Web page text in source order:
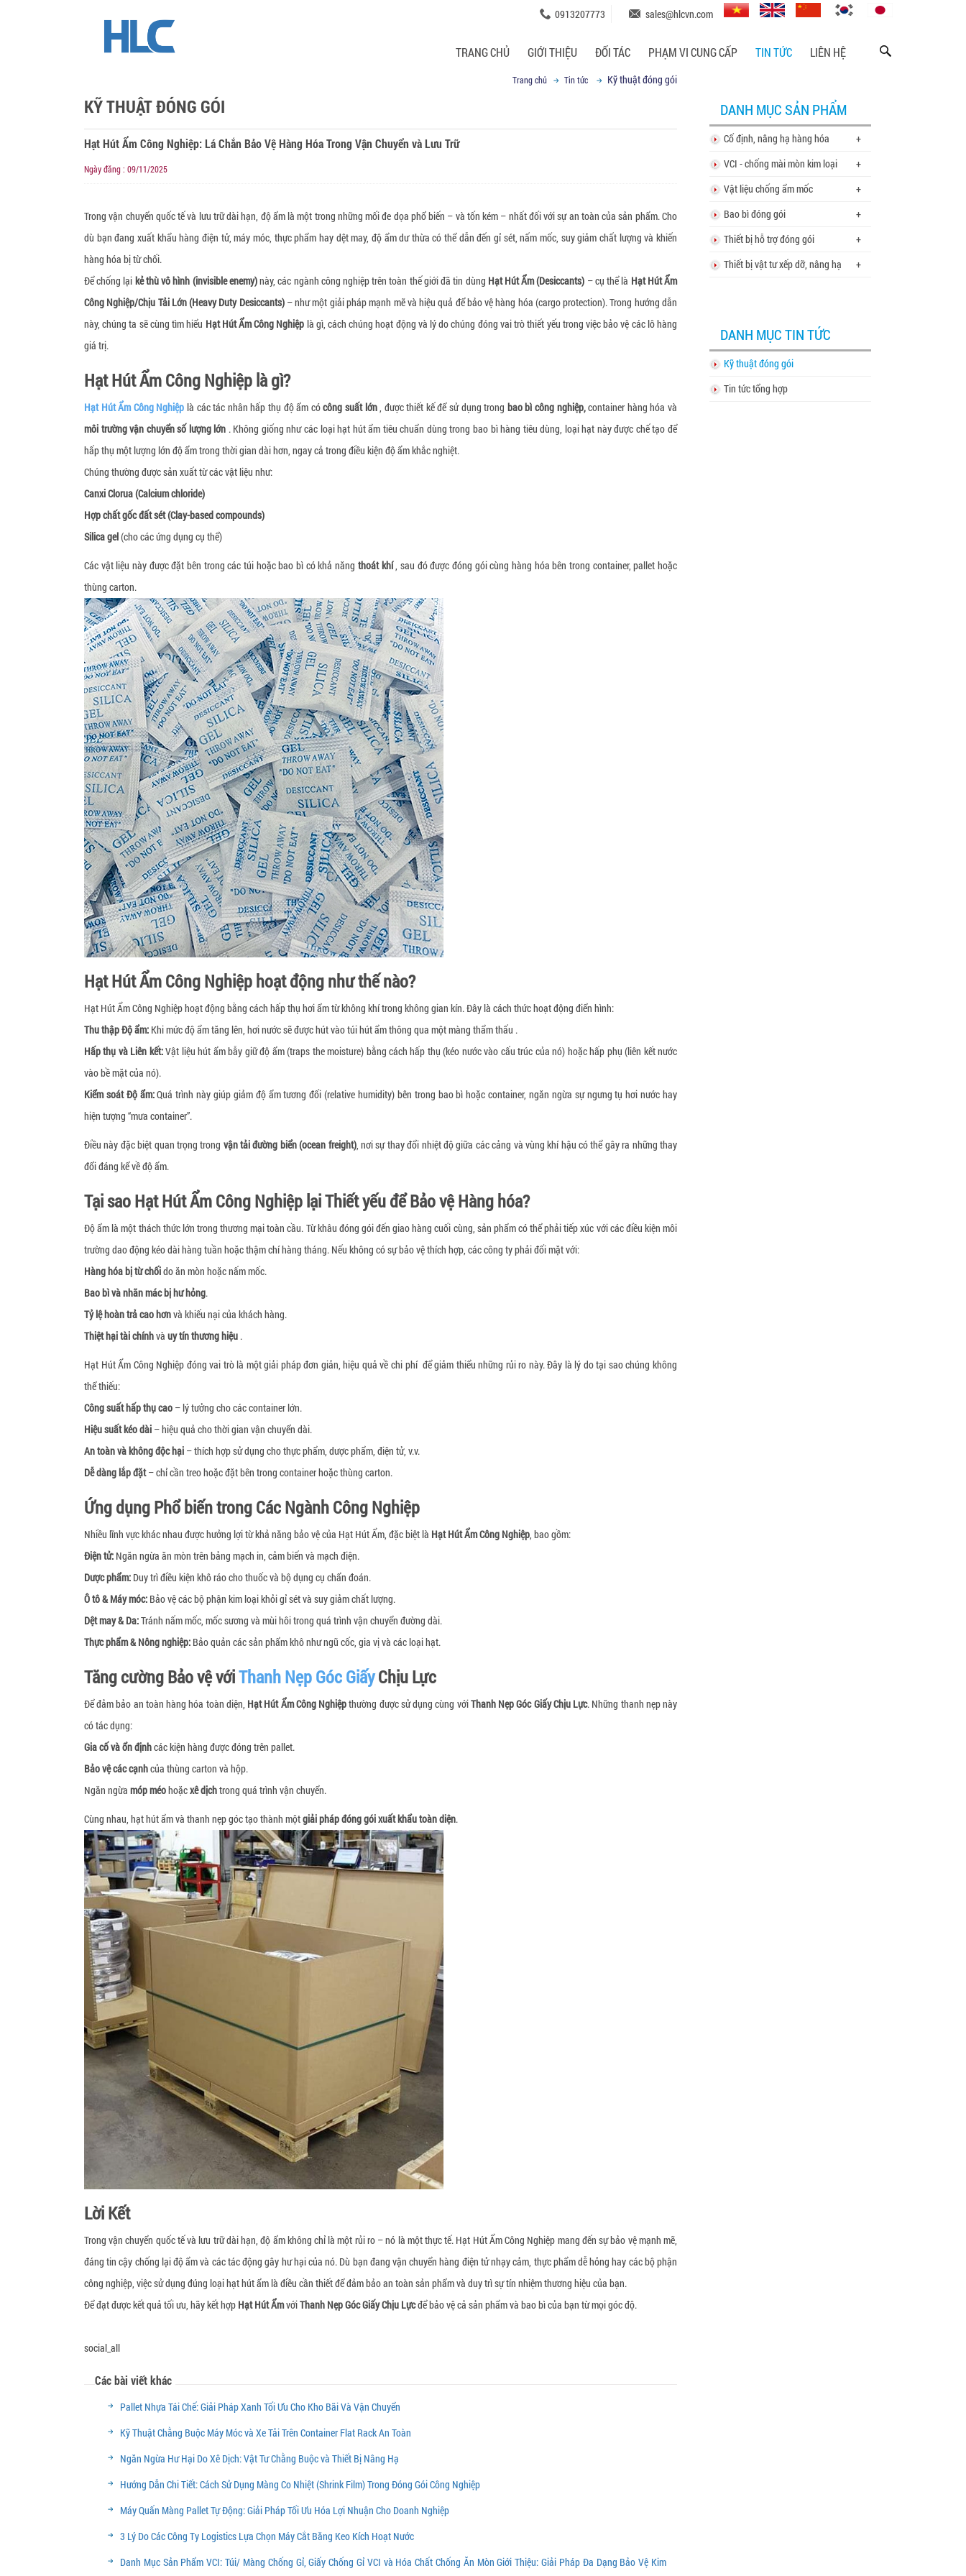
sales@hlcvn.com
0913207773
TRANG CHỦ GIỚI THIỆU ĐỐI TÁC PHẠM VI CUNG CẤP TIN TỨC LIÊN HỆ
Trang chủ Tin tức Kỹ thuật đóng gói
KỸ THUẬT ĐÓNG GÓI
Hạt Hút Ẩm Công Nghiệp: Lá Chắn Bảo Vệ Hàng Hóa Trong Vận Chuyển và Lưu Trữ
Ngày đăng : 09/11/2025
Trong vận chuyển quốc tế và lưu trữ dài hạn, độ ẩm là một trong những mối đe dọa phổ biến – và tốn kém – nhất đối với sự an toàn của sản phẩm. Cho
dù bạn đang xuất khẩu hàng điện tử, máy móc, thực phẩm hay dệt may, độ ẩm dư thừa có thể dẫn đến gỉ sét, nấm mốc, suy giảm chất lượng và khiến
hàng hóa bị từ chối.
Để chống lại kẻ thù vô hình (invisible enemy)này, các ngành công nghiệp trên toàn thế giới đã tin dùng Hạt Hút Ẩm (Desiccants) – cụ thể là Hạt Hút Ẩm
Công Nghiệp/Chịu Tải Lớn (Heavy Duty Desiccants)– như một giải pháp mạnh mẽ và hiệu quả để bảo vệ hàng hóa (cargo protection). Trong hướng dẫn
này, chúng ta sẽ cùng tìm hiểu Hạt Hút Ẩm Công Nghiệp là gì, cách chúng hoạt động và lý do chúng đóng vai trò thiết yếu trong việc bảo vệ các lô hàng
giá trị.
Hạt Hút Ẩm Công Nghiệp là gì?
Hạt Hút Ẩm Công Nghiệp là các tác nhân hấp thụ độ ẩm cócông suất lớn, được thiết kế để sử dụng trong bao bì công nghiệp,container hàng hóa và
môi trường vận chuyển số lượng lớn . Không giống như các loại hạt hút ẩm tiêu chuẩn dùng trong bao bì hàng tiêu dùng, loại hạt này được chế tạo để
hấp thụ một lượng lớn độ ẩm trong thời gian dài hơn, ngay cả trong điều kiện độ ẩm khắc nghiệt.
Chúng thường được sản xuất từ các vật liệu như:
Canxi Clorua (Calcium chloride)
Hợp chất gốc đất sét (Clay-based compounds)
Silica gel(cho các ứng dụng cụ thể)
Các vật liệu này được đặt bên trong các túi hoặc bao bì có khả năng thoát khí, sau đó được đóng gói cùng hàng hóa bên trong container, pallet hoặc
thùng carton.
Hạt Hút Ẩm Công Nghiệp hoạt động như thế nào?
Hạt Hút Ẩm Công Nghiệp hoạt động bằng cách hấp thụ hơi ẩm từ không khí trong không gian kín. Đây là cách thức hoạt động điển hình:
Thu thập Độ ẩm: Khi mức độ ẩm tăng lên, hơi nước sẽ được hút vào túi hút ẩm thông qua một màng thẩm thấu .
Hấp thụ và Liên kết:Vật liệu hút ẩm bẫy giữ độ ẩm (traps the moisture) bằng cách hấp thụ (kéo nước vào cấu trúc của nó) hoặc hấp phụ (liên kết nước
vào bề mặt của nó).
Kiểm soát Độ ẩm:Quá trình này giúp giảm độ ẩm tương đối (relative humidity) bên trong bao bì hoặc container, ngăn ngừa sự ngưng tụ hơi nước hay
hiện tượng “mưa container”.
Điều này đặc biệt quan trọng trong vận tải đường biển (ocean freight), nơi sự thay đổi nhiệt độ giữa các cảng và vùng khí hậu có thể gây ra những thay
đổi đáng kể về độ ẩm.
Tại sao Hạt Hút Ẩm Công Nghiệp lại Thiết yếu để Bảo vệ Hàng hóa?
Độ ẩm là một thách thức lớn trong thương mại toàn cầu. Từ khâu đóng gói đến giao hàng cuối cùng, sản phẩm có thể phải tiếp xúc với các điều kiện môi
trường dao động kéo dài hàng tuần hoặc thậm chí hàng tháng. Nếu không có sự bảo vệ thích hợp, các công ty phải đối mặt với:
Hàng hóa bị từ chốido ăn mòn hoặc nấm mốc.
Bao bì và nhãn mác bị hư hỏng.
Tỷ lệ hoàn trả cao hơnvà khiếu nại của khách hàng.
Thiệt hại tài chínhvà uy tín thương hiệu .
Hạt Hút Ẩm Công Nghiệp đóng vai trò là một giải pháp đơn giản, hiệu quả về chi phí để giảm thiểu những rủi ro này. Đây là lý do tại sao chúng không
thể thiếu:
Công suất hấp thụ cao – lý tưởng cho các container lớn.
Hiệu suất kéo dài – hiệu quả cho thời gian vận chuyển dài.
An toàn và không độc hại – thích hợp sử dụng cho thực phẩm, dược phẩm, điện tử, v.v.
Dễ dàng lắp đặt– chỉ cần treo hoặc đặt bên trong container hoặc thùng carton.
Ứng dụng Phổ biến trong Các Ngành Công Nghiệp
Nhiều lĩnh vực khác nhau được hưởng lợi từ khả năng bảo vệ của Hạt Hút Ẩm, đặc biệt là Hạt Hút Ẩm Công Nghiệp, bao gồm:
Điện tử: Ngăn ngừa ăn mòn trên bảng mạch in, cảm biến và mạch điện.
Dược phẩm: Duy trì điều kiện khô ráo cho thuốc và bộ dụng cụ chẩn đoán.
Ô tô & Máy móc: Bảo vệ các bộ phận kim loại khỏi gỉ sét và suy giảm chất lượng.
Dệt may & Da:Tránh nấm mốc, mốc sương và mùi hôi trong quá trình vận chuyển đường dài.
Thực phẩm & Nông nghiệp: Bảo quản các sản phẩm khô như ngũ cốc, gia vị và các loại hạt.
Tăng cường Bảo vệ vớiThanh Nẹp Góc GiấyChịu Lực
Để đảm bảo an toàn hàng hóa toàn diện, Hạt Hút Ẩm Công Nghiệpthường được sử dụng cùng vớiThanh Nẹp Góc Giấy Chịu Lực. Những thanh nẹp này
có tác dụng:
Gia cố và ổn địnhcác kiện hàng được đóng trên pallet.
Bảo vệ các cạnhcủa thùng carton và hộp.
Ngăn ngừa móp méohoặcxê dịchtrong quá trình vận chuyển.
Cùng nhau, hạt hút ẩm và thanh nẹp góc tạo thành mộtgiải pháp đóng gói xuất khẩu toàn diện.
Lời Kết
Trong vận chuyển quốc tế và lưu trữ dài hạn, độ ẩm không chỉ là một rủi ro – nó là một thực tế. Hạt Hút Ẩm Công Nghiệp mang đến sự bảo vệ mạnh mẽ,
đáng tin cậy chống lại độ ẩm và các tác động gây hư hại của nó. Dù bạn đang vận chuyển hàng điện tử nhạy cảm, thực phẩm dễ hỏng hay các bộ phận
công nghiệp, việc sử dụng đúng loại hạt hút ẩm là điều cần thiết để đảm bảo an toàn sản phẩm và duy trì sự tín nhiệm thương hiệu của bạn.
Để đạt được kết quả tối ưu, hãy kết hợp Hạt Hút ẨmvớiThanh Nẹp Góc Giấy Chịu Lựcđể bảo vệ cả sản phẩm và bao bì của bạn từ mọi góc độ.
social_all
Các bài viết khác
Pallet Nhựa Tái Chế: Giải Pháp Xanh Tối Ưu Cho Kho Bãi Và Vận Chuyển
Kỹ Thuật Chằng Buộc Máy Móc và Xe Tải Trên Container Flat Rack An Toàn
Ngăn Ngừa Hư Hại Do Xê Dịch: Vật Tư Chằng Buộc và Thiết Bị Nâng Hạ
Hướng Dẫn Chi Tiết: Cách Sử Dụng Màng Co Nhiệt (Shrink Film) Trong Đóng Gói Công Nghiệp
Máy Quấn Màng Pallet Tự Động: Giải Pháp Tối Ưu Hóa Lợi Nhuận Cho Doanh Nghiệp
3 Lý Do Các Công Ty Logistics Lựa Chọn Máy Cắt Băng Keo Kích Hoạt Nước
Danh Mục Sản Phẩm VCI: Túi/ Màng Chống Gỉ, Giấy Chống Gỉ VCI và Hóa Chất Chống Ăn Mòn Giới Thiệu: Giải Pháp Đa Dạng Bảo Vệ Kim
DANH MỤC SẢN PHẨM
Cố định, nâng hạ hàng hóa
+
VCI - chống mài mòn kim loại
+
Vật liệu chống ẩm mốc
+
Bao bì đóng gói
+
Thiết bị hỗ trợ đóng gói
+
Thiết bị vật tư xếp dỡ, nâng hạ
+
DANH MỤC TIN TỨC
Kỹ thuật đóng gói
Tin tức tổng hợp